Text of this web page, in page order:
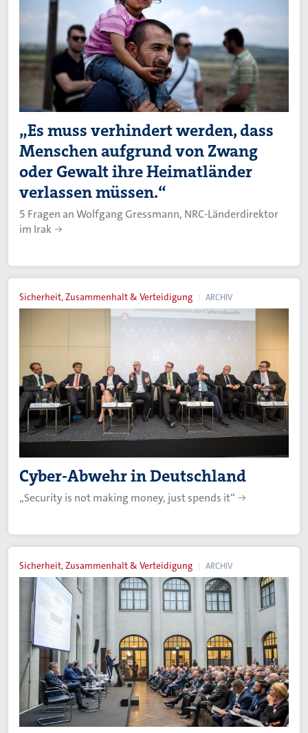
„Es muss verhindert werden, dass
Menschen aufgrund von Zwang
oder Gewalt ihre Heimatländer
verlassen müssen.“
5 Fragen an Wolfgang Gressmann, NRC-Länderdirektor
im Irak
Sicherheit, Zusammenhalt & Verteidigung ARCHIV
Cyber-Abwehr in Deutschland
„Security is not making money, just spends it“
Sicherheit, Zusammenhalt & Verteidigung ARCHIV